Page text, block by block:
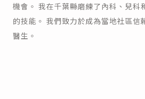
機會。 我在千葉縣磨練了內科、兒科
的技能。 我們致力於成為當地社區信
醫生。